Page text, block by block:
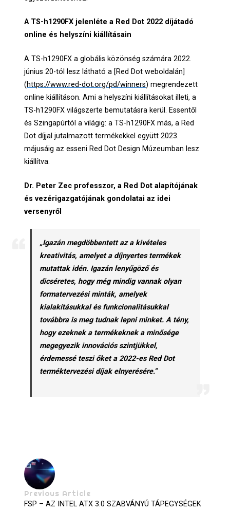
A TS-h1290FX jelenléte a Red Dot 2022 díjátadó
online és helyszíni kiállításain
A TS-h1290FX a globális közönség számára 2022.
június 20-tól lesz látható a [Red Dot weboldalán]
(https://www.red-dot.org/pd/winners) megrendezett
online kiállításon. Ami a helyszíni kiállításokat illeti, a
TS-h1290FX világszerte bemutatásra kerül. Essentől
és Szingapúrtól a világig: a TS-h1290FX más, a Red
Dot díjjal jutalmazott termékekkel együtt 2023.
májusáig az esseni Red Dot Design Múzeumban lesz
kiállítva.
Dr. Peter Zec professzor, a Red Dot alapítójának
és vezérigazgatójának gondolatai az idei
versenyről
„Igazán megdöbbentett az a kivételes
kreativitás, amelyet a díjnyertes termékek
mutattak idén. Igazán lenyűgöző és
dicséretes, hogy még mindig vannak olyan
formatervezési minták, amelyek
kialakításukkal és funkcionalitásukkal
továbbra is meg tudnak lepni minket. A tény,
hogy ezeknek a termékeknek a minősége
megegyezik innovációs szintjükkel,
érdemessé teszi őket a 2022-es Red Dot
terméktervezési díjak elnyerésére.”
Previous Article
FSP – AZ INTEL ATX 3.0 SZABVÁNYÚ TÁPEGYSÉGEK